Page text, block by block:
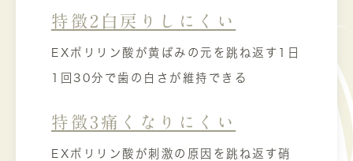
特徴2白戻りしにくい
EXポリリン酸が黄ばみの元を跳ね返す1日
1回30分で歯の白さが維持できる
特徴3痛くなりにくい
EXポリリン酸が刺激の原因を跳ね返す硝